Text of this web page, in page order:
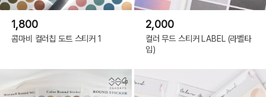
1,800
콤마비 컬러칩 도트 스티커 1
2,000
컬러 무드 스티커 LABEL (라벨타
입)